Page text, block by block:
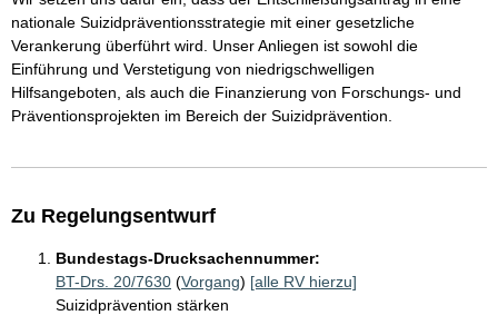
nationale Suizidpräventionsstrategie mit einer gesetzliche
Verankerung überführt wird. Unser Anliegen ist sowohl die
Einführung und Verstetigung von niedrigschwelligen
Hilfsangeboten, als auch die Finanzierung von Forschungs- und
Präventionsprojekten im Bereich der Suizidprävention.
Zu Regelungsentwurf
Bundestags-Drucksachennummer:
BT-Drs. 20/7630 (Vorgang) [alle RV hierzu]
Suizidprävention stärken